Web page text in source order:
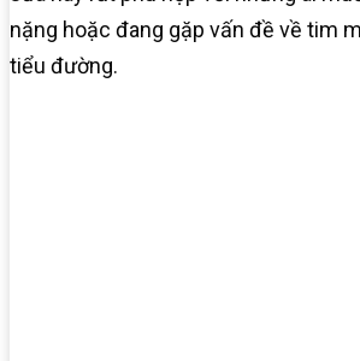
nặng hoặc đang gặp vấn đề về tim
tiểu đường.